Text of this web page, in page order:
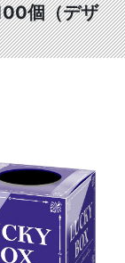
個（デザ